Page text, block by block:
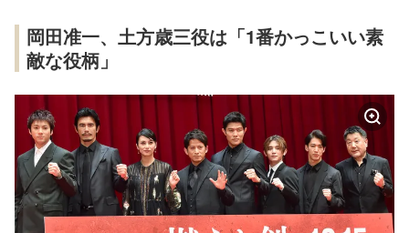
岡田准一、土方歳三役は「1番かっこいい素
敵な役柄」